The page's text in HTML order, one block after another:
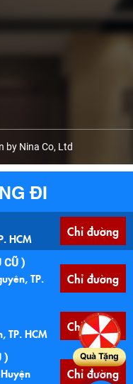
by Nina Co, Ltd
ĐI
HCM Chỉ đường
CŨ )
TP.
Chỉ đường
TP. HCM Chỉ đường
)
Chỉ đường
Quà Tặng